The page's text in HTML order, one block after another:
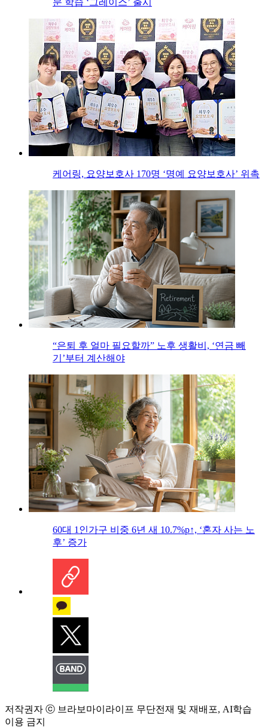
문 학습 ‘그레이스’ 출시
케어링, 요양보호사 170명 ‘명예 요양보호사’ 위촉
“은퇴 후 얼마 필요할까” 노후 생활비, ‘연금 빼
기’부터 계산해야
60대 1인가구 비중 6년 새 10.7%p↑, ‘혼자 사는 노
후’ 증가
저작권자 ⓒ 브라보마이라이프 무단전재 및 재배포, AI학습
이용 금지